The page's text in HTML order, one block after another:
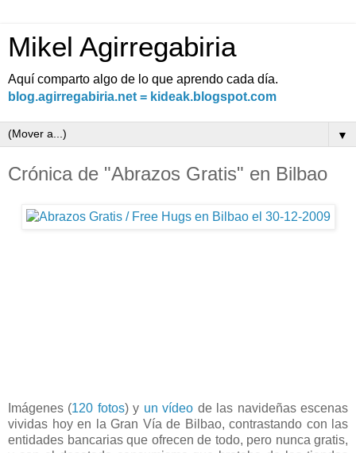
Mikel Agirregabiria
Aquí comparto algo de lo que aprendo cada día.
blog.agirregabiria.net = kideak.blogspot.com
▼
Crónica de "Abrazos Gratis" en Bilbao
Imágenes (120 fotos) y un vídeo de las navideñas escenas
vividas hoy en la Gran Vía de Bilbao, contrastando con las
entidades bancarias que ofrecen de todo, pero nunca gratis,